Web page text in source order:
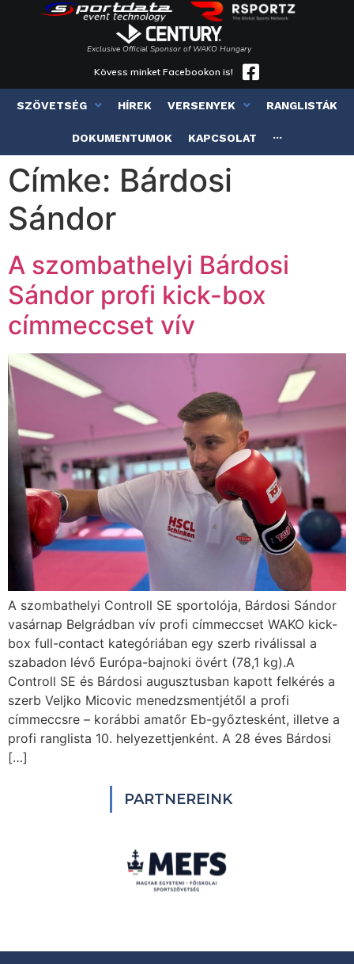
Exclusive Official Sponsor of WAKO Hungary
Kövess minket Facebookon is!
SZÖVETSÉG HÍREK VERSENYEK RANGLISTÁK
DOKUMENTUMOK KAPCSOLAT ···
Címke: Bárdosi
Sándor
A szombathelyi Bárdosi
Sándor profi kick-box
címmeccset vív
A szombathelyi Controll SE sportolója, Bárdosi Sándor
vasárnap Belgrádban vív profi címmeccset WAKO kick-
box full-contact kategóriában egy szerb riválissal a
szabadon lévő Európa-bajnoki övért (78,1 kg).A
Controll SE és Bárdosi augusztusban kapott felkérés a
szerb Veljko Micovic menedzsmentjétől a profi
címmeccsre – korábbi amatőr Eb-győztesként, illetve a
profi ranglista 10. helyezettjenként. A 28 éves Bárdosi
[…]
PARTNEREINK